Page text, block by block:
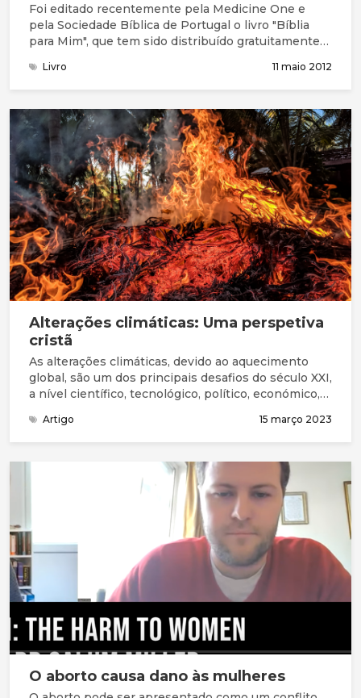
Foi editado recentemente pela Medicine One e
pela Sociedade Bíblica de Portugal o livro "Bíblia
para Mim", que tem sido distribuído gratuitamente
Livro 11 maio 2012
Alterações climáticas: Uma perspetiva
cristã
As alterações climáticas, devido ao aquecimento
global, são um dos principais desafios do século XXI,
a nível científico, tecnológico, político, económico,
saúde humana, a ponto da prestigiada revista
médica The Lancet considerar que as mudanças
climáticas representam a maior ameaça à saúde
pública, a nível global, no presente século.
Artigo 15 março 2023
O aborto causa dano às mulheres